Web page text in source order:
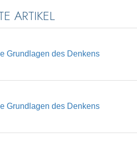
ARTIKEL
Grundlagen des Denkens
Grundlagen des Denkens